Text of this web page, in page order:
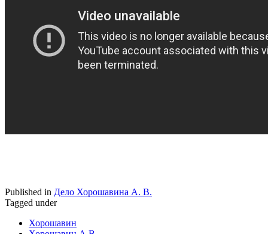
Published in Дело Хорошавина А. В.
Tagged under
Хорошавин